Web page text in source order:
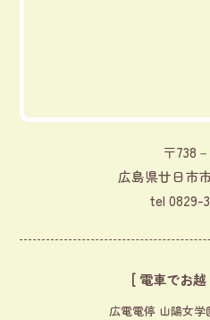
〒738
広島県廿日市
tel 0829-
[ 電車でお
広電電停 山陽女学